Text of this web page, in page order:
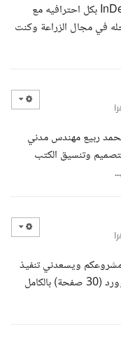
مرحبا لدي خبرة في تنسيق الملفات علي InDesign بكل احترافيه مع
في مجال الزراعة وكنت
ربيع مهندس مدني
من 5 سنوات في التصميم وتنسيق الكتب
ويسعدني تنفيذ
المطلوب باحترافية، حيث يشمل: تنسيق ملف وورد (30 صفحة) بالكامل